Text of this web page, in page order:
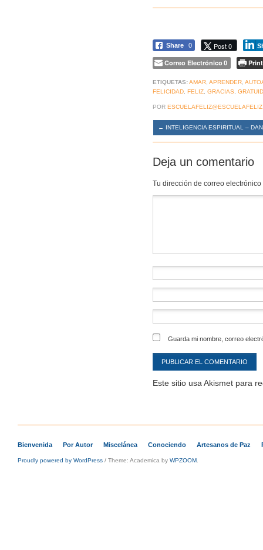
Share 0 Post 0
Correo Electrónico 0 Print
ETIQUETAS:AMAR, APRENDER,
FELICIDAD, FELIZ, GRACIAS,
POR
← INTELIGENCIA ESPIRITUAL –
Deja un comentario
Tu dirección de correo
Guarda mi nombre, correo
Este sitio usa Akismet para
Bienvenida Por Autor Miscelánea Conociendo Artesanos de Paz
Proudly powered by WordPress / Theme: Academica by WPZOOM.